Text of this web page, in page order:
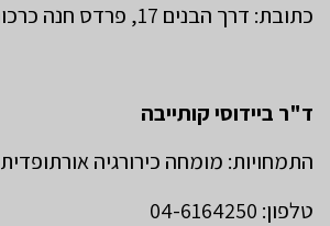
כתובת: דרך הבנים 17, פרדס חנה כרכור
ד"ר ביידוסי קותייבה
התמחויות: מומחה כירורגיה אורתופדית
טלפון: 04-6164250